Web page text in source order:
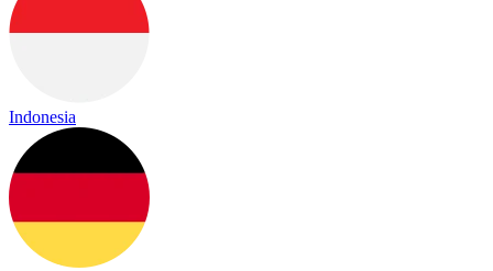
Indonesia